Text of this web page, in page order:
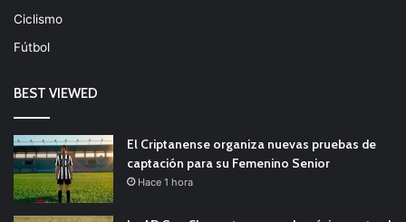
Ciclismo
Fútbol
BEST VIEWED
El Criptanense organiza nuevas pruebas de
captación para su Femenino Senior
Hace 1 hora